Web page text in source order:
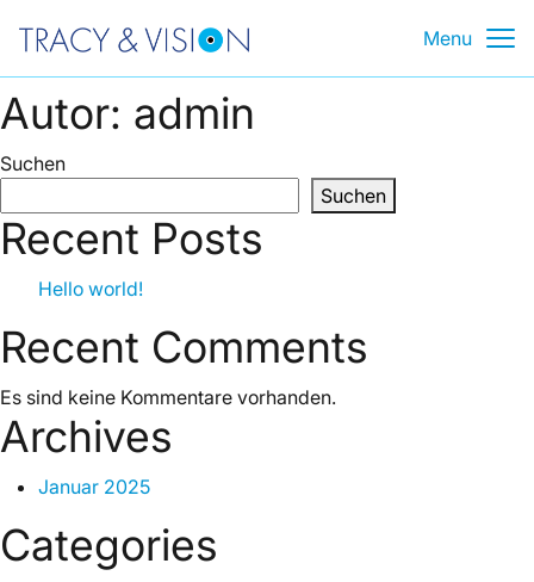
content
Menu
Autor: admin
Suchen
Suchen
Recent Posts
Hello world!
Recent Comments
Es sind keine Kommentare vorhanden.
Archives
Januar 2025
Categories